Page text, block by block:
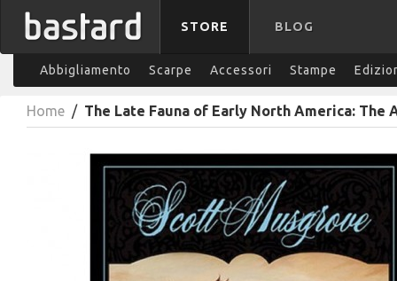
STORE BLOG
Abbigliamento Scarpe Accessori Stampe
Home / The Late Fauna of Early North America: The